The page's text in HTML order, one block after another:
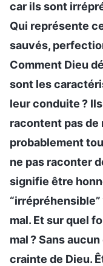
car ils sont
Qui représente
sauvés,
Comment Dieu
sont les
leur conduite ?
racontent pas de
probablement
ne pas raconter
signifie être
mal. Et sur quel
mal ? Sans
crainte de Dieu.